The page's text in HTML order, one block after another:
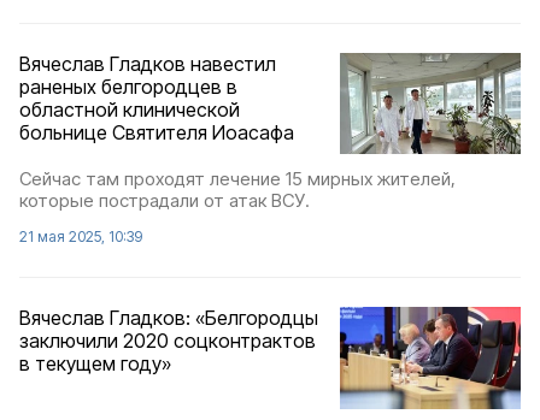
Вячеслав Гладков навестил
раненых белгородцев в
областной клинической
больнице Святителя Иоасафа
Сейчас там проходят лечение 15 мирных жителей,
которые пострадали от атак ВСУ.
21 мая 2025, 10:39
Вячеслав Гладков: «Белгородцы
заключили 2020 соцконтрактов
в текущем году»